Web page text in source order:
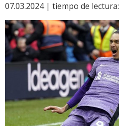
07.03.2024 | tiempo de lectura: